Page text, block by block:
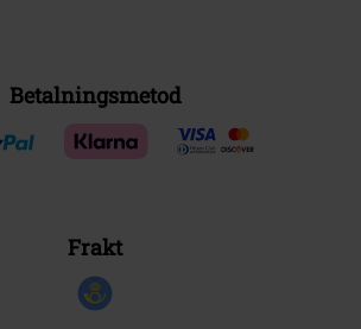
Betalningsmetod
Frakt